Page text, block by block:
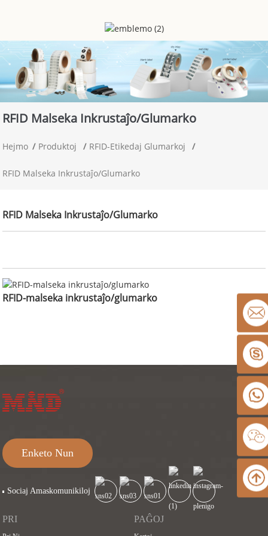
RFID Malseka Inkrustaĵo/glumarko
Hejmo Produktoj RFID-Etikedaj Glumarkoj
RFID Malseka Inkrustaĵo/glumarko
RFID Malseka Inkrustaĵo/glumarko
RFID-malseka inkrustaĵo/glumarko
Enketo Nun
Sociaj Amaskomunikiloj
PRI PAĜOJ